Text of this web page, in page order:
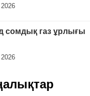
сомдық газ ұрлығы